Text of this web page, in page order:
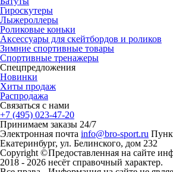
Гироскутеры
Лыжероллеры
Роликовые коньки
Аксессуары для скейтбордов и роликов
Зимние спортивные товары
Спортивные тренажеры
Спецпредложения
Новинки
Хиты продаж
Распродажа
Связаться с нами
+7 (495) 023-47-20
Принимаем заказы 24/7
Электронная почта info@bro-sport.ru
Екатеринбург, ул. Белинского, дом 232
Copyright ©
2018 - 2026
Предоставленная на сайте
несёт справочный характер.